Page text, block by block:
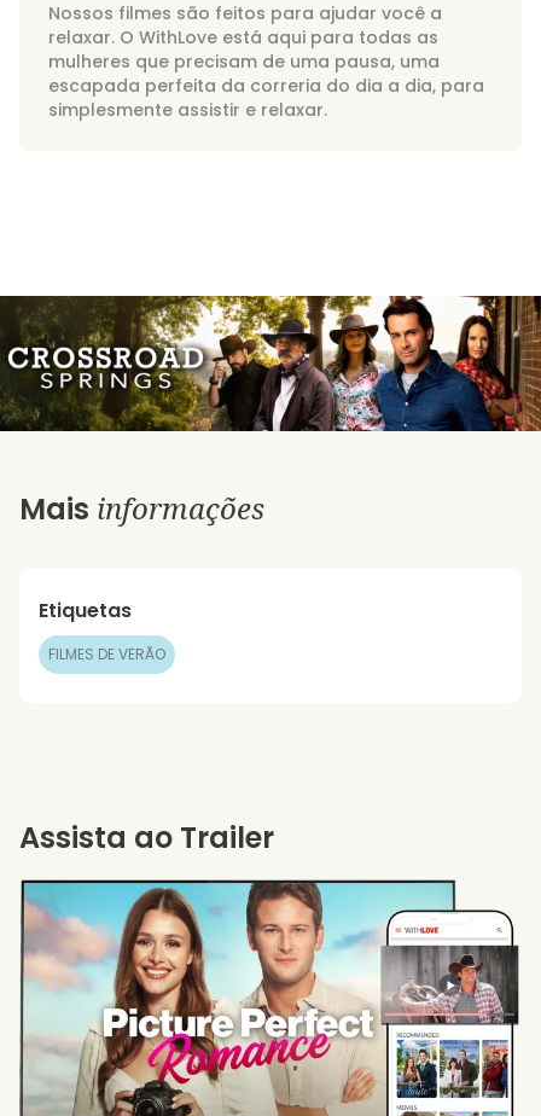
Nossos filmes são feitos para ajudar você a
relaxar. O WithLove está aqui para todas as
mulheres que precisam de uma pausa, uma
escapada perfeita da correria do dia a dia, para
simplesmente assistir e relaxar.
Mais informações
Etiquetas
FILMES DE VERÃO
Assista ao Trailer